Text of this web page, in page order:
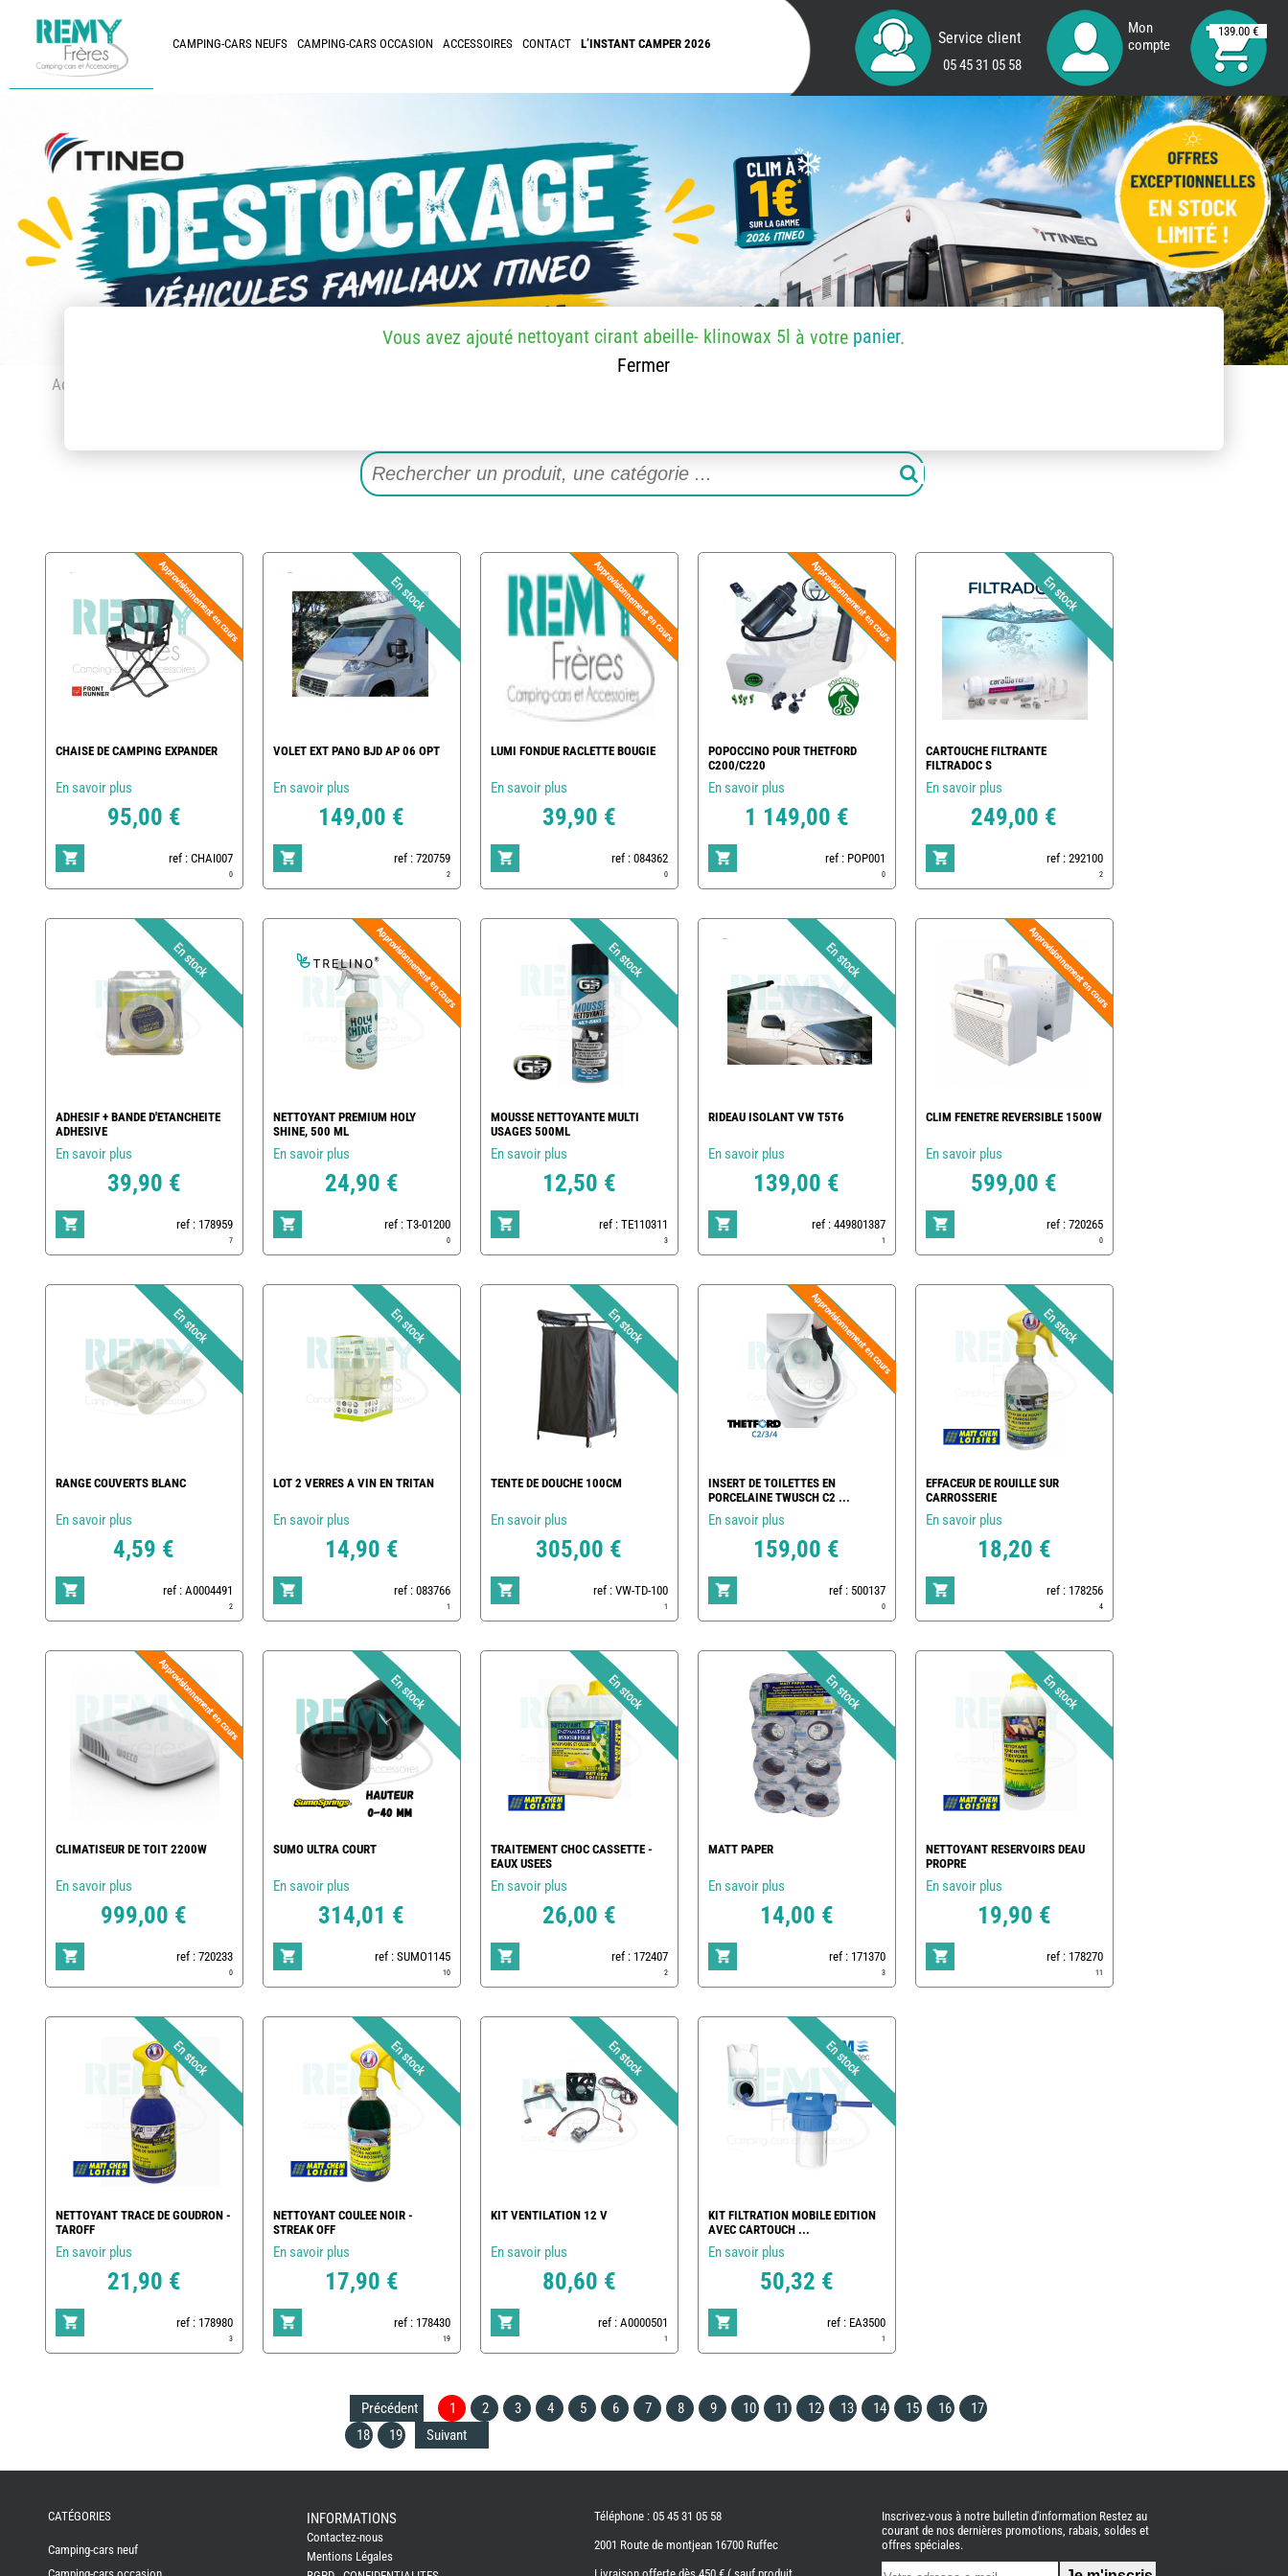
CAMPING-CARS NEUFS CAMPING-CARS OCCASION ACCESSOIRES CONTACT L’INSTANT CAMPER 2026 Service client
05 45 31 05 58
Mon
compte
139.00 €
Accueil
Vous avez ajouté nettoyant cirant abeille- klinowax 5l à votre panier.
Fermer
CHAISE DE CAMPING EXPANDER
En savoir plus
95,00 €
ref : CHAI007
0
VOLET EXT PANO BJD AP 06 OPT
En savoir plus
149,00 €
ref : 720759
2
LUMI FONDUE RACLETTE BOUGIE
En savoir plus
39,90 €
ref : 084362
0
POPOCCINO POUR THETFORD
C200/C220
En savoir plus
1 149,00 €
ref : POP001
0
CARTOUCHE FILTRANTE
FILTRADOC S
En savoir plus
249,00 €
ref : 292100
2
ADHESIF + BANDE D'ETANCHEITE
ADHESIVE
En savoir plus
39,90 €
ref : 178959
7
NETTOYANT PREMIUM HOLY
SHINE, 500 ML
En savoir plus
24,90 €
ref : T3-01200
0
MOUSSE NETTOYANTE MULTI
USAGES 500ML
En savoir plus
12,50 €
ref : TE110311
3
RIDEAU ISOLANT VW T5T6
En savoir plus
139,00 €
ref : 449801387
1
CLIM FENETRE REVERSIBLE 1500W
En savoir plus
599,00 €
ref : 720265
0
RANGE COUVERTS BLANC
En savoir plus
4,59 €
ref : A0004491
2
LOT 2 VERRES A VIN EN TRITAN
En savoir plus
14,90 €
ref : 083766
1
TENTE DE DOUCHE 100CM
En savoir plus
305,00 €
ref : VW-TD-100
1
INSERT DE TOILETTES EN
PORCELAINE TWUSCH C2 ...
En savoir plus
159,00 €
ref : 500137
0
EFFACEUR DE ROUILLE SUR
CARROSSERIE
En savoir plus
18,20 €
ref : 178256
4
CLIMATISEUR DE TOIT 2200W
En savoir plus
999,00 €
ref : 720233
0
SUMO ULTRA COURT
En savoir plus
314,01 €
ref : SUMO1145
10
TRAITEMENT CHOC CASSETTE -
EAUX USEES
En savoir plus
26,00 €
ref : 172407
2
MATT PAPER
En savoir plus
14,00 €
ref : 171370
3
NETTOYANT RESERVOIRS DEAU
PROPRE
En savoir plus
19,90 €
ref : 178270
11
NETTOYANT TRACE DE GOUDRON -
TAROFF
En savoir plus
21,90 €
ref : 178980
3
NETTOYANT COULEE NOIR -
STREAK OFF
En savoir plus
17,90 €
ref : 178430
19
KIT VENTILATION 12 V
En savoir plus
80,60 €
ref : A0000501
1
KIT FILTRATION MOBILE EDITION
AVEC CARTOUCH ...
En savoir plus
50,32 €
ref : EA3500
1
Précédent 1 2 3 4 5 6 7 8 9 10 11 12 13 14 15 16
17
18
19 Suivant
FRERESCATÉGORIES
Camping-cars neuf
INFORMATIONS
Contactez-nous
Mentions Légales
Téléphone : 05 45 31 05 58
2001 Route de montjean 16700 Ruffec
Inscrivez-vous à notre bulletin d'information Restez au
courant de nos dernières promotions, rabais, soldes et
offres spéciales.